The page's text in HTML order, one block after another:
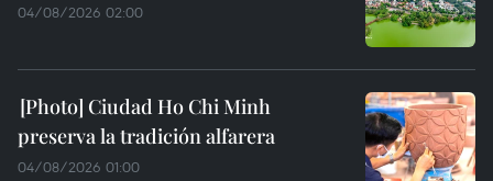
04/08/2026 02:00
Ciudad Ho Chi Minh
preserva la tradición alfarera
04/08/2026 01:00